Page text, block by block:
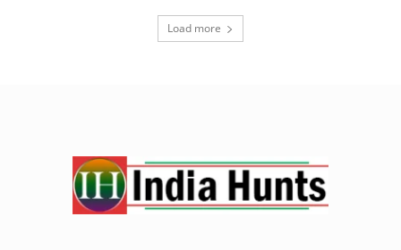
Load more